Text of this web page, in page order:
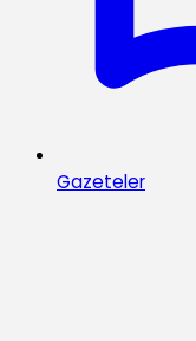
Gazeteler